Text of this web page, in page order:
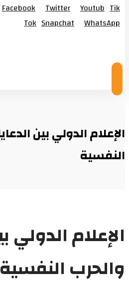
Facebook
Twitter Youtub Tik
Tok Snapchat
WhatsApp
الإعلام الدولي بين
النفسية
الإعلام الدولي
والحرب النفسية